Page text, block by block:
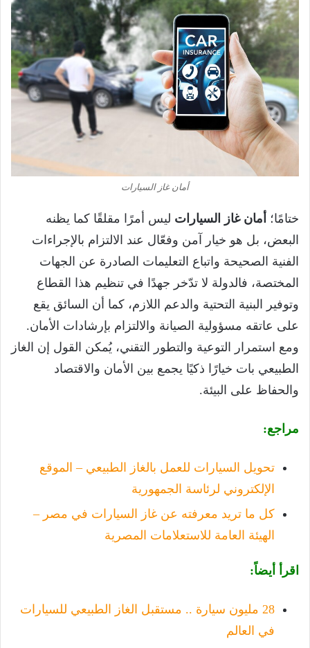
أمان غاز السيارات
ختامًا؛ أمان غاز السيارات ليس أمرًا مقلقًا كما يظنه
البعض، بل هو خيار آمن وفعّال عند الالتزام بالإجراءات
الفنية الصحيحة واتباع التعليمات الصادرة عن الجهات
المختصة، فالدولة لا تدّخر جهدًا في تنظيم هذا القطاع
وتوفير البنية التحتية والدعم اللازم، كما أن السائق يقع
على عاتقه مسؤولية الصيانة والالتزام بإرشادات الأمان.
ومع استمرار التوعية والتطور التقني، يُمكن القول إن الغاز
الطبيعي بات خيارًا ذكيًا يجمع بين الأمان والاقتصاد
والحفاظ على البيئة.
مراجع:
تحويل السيارات للعمل بالغاز الطبيعي – الموقع
الإلكتروني لرئاسة الجمهورية
كل ما تريد معرفته عن غاز السيارات في مصر –
الهيئة العامة للاستعلامات المصرية
اقرأ أيضاً:
28 مليون سيارة .. مستقبل الغاز الطبيعي للسيارات
في العالم